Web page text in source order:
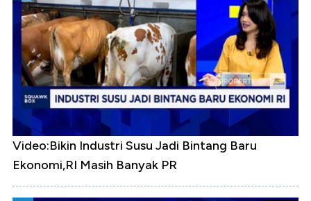
Video:Bikin Industri Susu Jadi Bintang Baru
Ekonomi,RI Masih Banyak PR